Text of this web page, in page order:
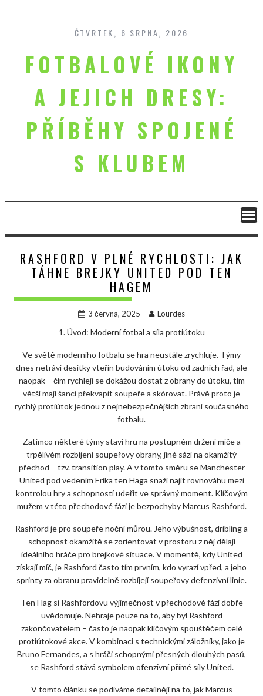
content
ČTVRTEK, 6 SRPNA, 2026
FOTBALOVÉ IKONY
A JEJICH DRESY:
PŘÍBĚHY SPOJENÉ
S KLUBEM
RASHFORD V PLNÉ RYCHLOSTI: JAK
TÁHNE BREJKY UNITED POD TEN
HAGEM
3 června, 2025 Lourdes
1. Úvod: Moderní fotbal a síla protiútoku
Ve světě moderního fotbalu se hra neustále zrychluje. Týmy
dnes netráví desítky vteřin budováním útoku od zadních řad, ale
naopak – čím rychleji se dokážou dostat z obrany do útoku, tím
větší mají šanci překvapit soupeře a skórovat. Právě proto je
rychlý protiútok jednou z nejnebezpečnějších zbraní současného
fotbalu.
Zatímco některé týmy staví hru na postupném držení míče a
trpělivém rozbíjení soupeřovy obrany, jiné sází na okamžitý
přechod – tzv. transition play. A v tomto směru se Manchester
United pod vedením Erika ten Haga snaží najít rovnováhu mezi
kontrolou hry a schopností udeřit ve správný moment. Klíčovým
mužem v této přechodové fázi je bezpochyby Marcus Rashford.
Rashford je pro soupeře noční můrou. Jeho výbušnost, dribling a
schopnost okamžitě se zorientovat v prostoru z něj dělají
ideálního hráče pro brejkové situace. V momentě, kdy United
získají míč, je Rashford často tím prvním, kdo vyrazí vpřed, a jeho
sprinty za obranu pravidelně rozbíjejí soupeřovy defenzivní linie.
Ten Hag si Rashfordovu výjimečnost v přechodové fázi dobře
uvědomuje. Nehraje pouze na to, aby byl Rashford
zakončovatelem – často je naopak klíčovým spouštěčem celé
protiútokové akce. V kombinaci s technickými záložníky, jako je
Bruno Fernandes, a s hráči schopnými přesných dlouhých pasů,
se Rashford stává symbolem ofenzivní přímé síly United.
V tomto článku se podíváme detailněji na to, jak Marcus